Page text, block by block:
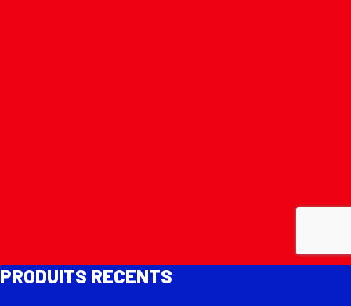
PRODUITS RECENTS